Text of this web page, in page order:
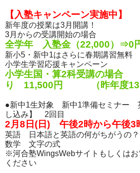
【入塾キャンペーン実施中】
新年度の授業は3月開講！
3月からの受講開始の場合
全学年 入塾金（22,000）⇒0
新小5・新中1はさらに春期講習無料
小学生学習応援キャンペーン
小学生国・算2科受講の場
り 11,500円 （昨年度
●新中1生対象 新中1準備セミナー
し込み】 2回目
2月8日(日) 午後2時から午後3
英語 日本語と英語の何がちがうの
数学 文字の式
※河合塾WingsWebサイトもしくは
ください